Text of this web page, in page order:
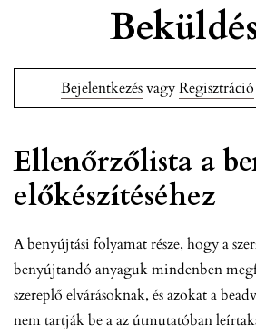
BejelentkezésvagyRegisztráció
Ellenőrzőlista a
előkészítéséhez
A benyújtási folyamat része, hogy a
benyújtandó anyaguk mindenben
szereplő elvárásoknak, és azokat a
nem tartják be a az útmutatóban